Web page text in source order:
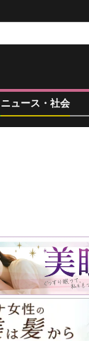
ニュース・社会